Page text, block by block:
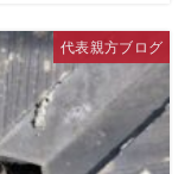
代表親方ブログ